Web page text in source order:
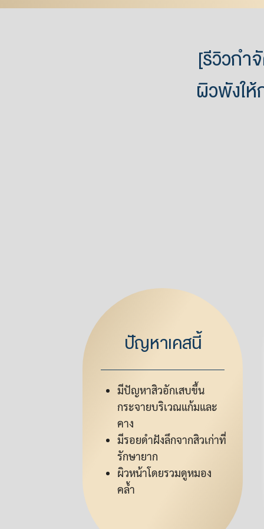
[รีวิวกำ
ผิวพังใ
ปัญหาเคสนี้
มีปัญหาสิวอักเสบขึ้น
กระจายบริเวณแก้มและ
คาง
มีรอยดำฝังลึกจากสิวเก่าที่
รักษายาก
ผิวหน้าโดยรวมดูหมอง
คล้ำ